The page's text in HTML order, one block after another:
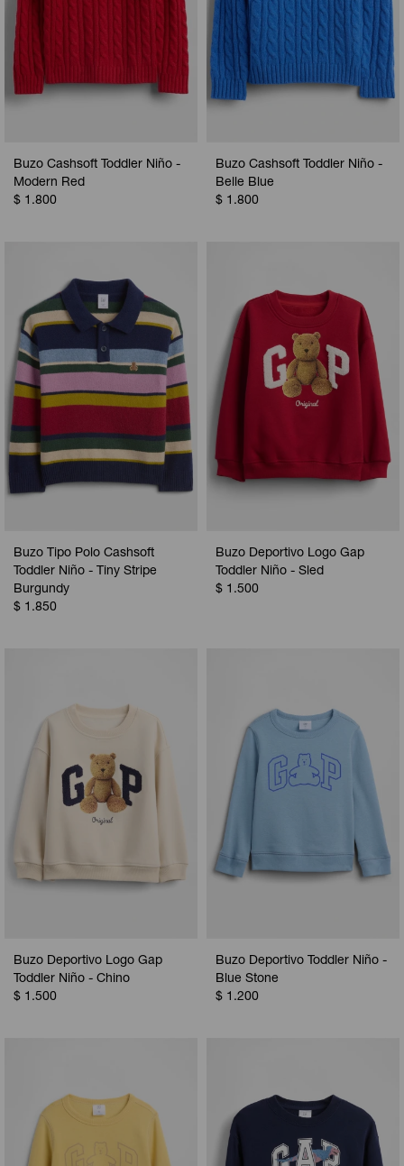
Buzo Cashsoft Toddler Niño -
Modern Red
$ 1.800
Buzo Cashsoft Toddler Niño -
Belle Blue
$ 1.800
Buzo Tipo Polo Cashsoft
Toddler Niño - Tiny Stripe
Burgundy
$ 1.850
Buzo Deportivo Logo Gap
Toddler Niño - Sled
$ 1.500
Buzo Deportivo Logo Gap
Toddler Niño - Chino
$ 1.500
Buzo Deportivo Toddler Niño -
Blue Stone
$ 1.200